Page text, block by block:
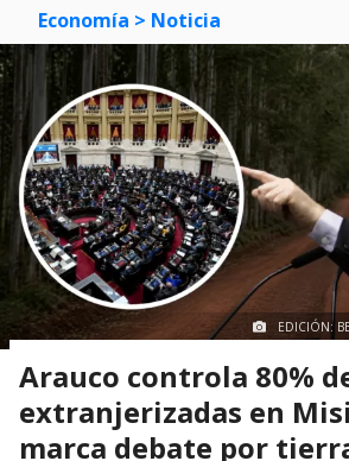
Economía > Noticia
EDICIÓN:
Arauco controla 80%
extranjerizadas en
marca debate por